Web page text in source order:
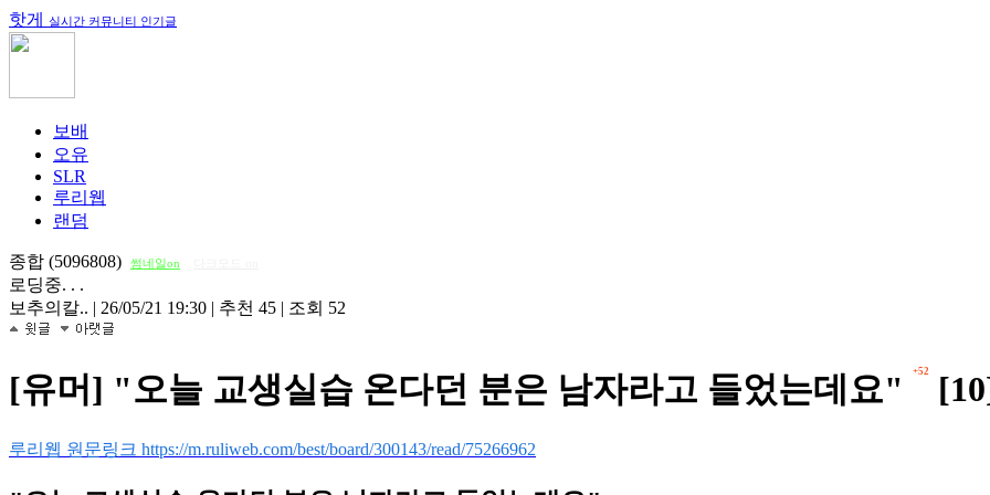
핫게 실시간 커뮤니티 인기글
보배
오유
SLR
루리웹
랜덤
종합 (5096808) 썸네일on
로딩중. . .
보추의칼.. | 26/05/21 19:30 | 추천 45 | 조회 52
[유머] "오늘 교생실습 온다던 분은 남자라고 들었는데요" +52
루리웹 원문링크 https://m.ruliweb.com/best/board/300143/read/75266962